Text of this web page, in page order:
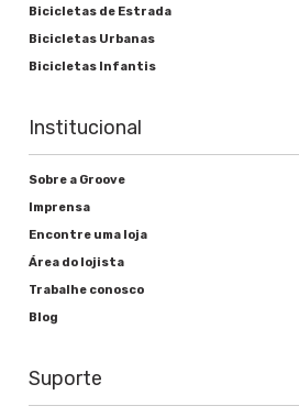
Bicicletas de Estrada
Bicicletas Urbanas
Bicicletas Infantis
Institucional
Sobre a Groove
Imprensa
Encontre uma loja
Área do lojista
Trabalhe conosco
Blog
Suporte